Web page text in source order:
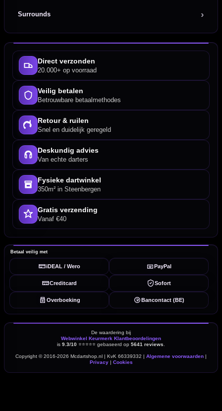
Surrounds
Direct verzonden
20.000+ op voorraad
Veilig betalen
Betrouwbare betaalmethodes
Retour & ruilen
Snel en duidelijk geregeld
Deskundig advies
Van echte darters
Fysieke dartwinkel
350m² in Steenbergen
Gratis verzending
Vanaf €40
Betaal veilig met
iDEAL / Wero PayPal
Creditcard Sofort
Overboeking Bancontact (BE)
De waardering bij
Webwinkel Keurmerk Klantbeoordelingen
is 9.3/10 ⭐⭐⭐⭐⭐ gebaseerd op 5641 reviews
Copyright © 2016-2026 Mcdartshop.nl | KvK 66339332 | Algemene voorwaarden |
Privacy| Cookies